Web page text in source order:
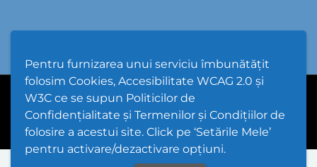
Pentru furnizarea unui serviciu îmbunătățit
folosim Cookies, Accesibilitate WCAG 2.0 și
W3C ce se supun Politicilor de
Confidențialitate și Termenilor și Condițiilor de
folosire a acestui site. Click pe ‘Setările Mele’
pentru activare/dezactivare opțiuni.
Hartă Website